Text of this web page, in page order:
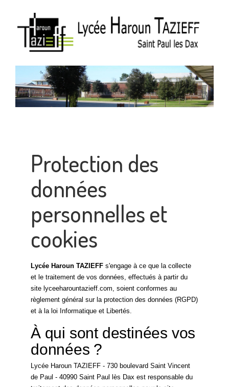
Protection des
données
personnelles et
cookies
Lycée Haroun TAZIEFF s'engage à ce que la collecte
et le traitement de vos données, effectués à partir du
site lyceeharountazieff.com, soient conformes au
règlement général sur la protection des données (RGPD)
et à la loi Informatique et Libertés.
À qui sont destinées vos
données ?
Lycée Haroun TAZIEFF - 730 boulevard Saint Vincent
de Paul - 40990 Saint Paul lès Dax est responsable du